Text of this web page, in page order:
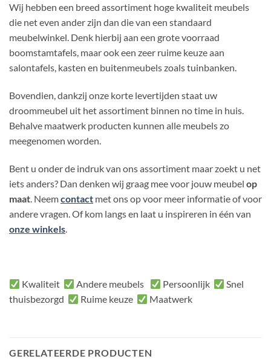
Wij hebben een breed assortiment hoge kwaliteit meubels
die net even ander zijn dan die van een standaard
meubelwinkel. Denk hierbij aan een grote voorraad
boomstamtafels, maar ook een zeer ruime keuze aan
salontafels, kasten en buitenmeubels zoals tuinbanken.
Bovendien, dankzij onze korte levertijden staat uw
droommeubel uit het assortiment binnen no time in huis.
Behalve maatwerk producten kunnen alle meubels zo
meegenomen worden.
Bent u onder de indruk van ons assortiment maar zoekt u net
iets anders? Dan denken wij graag mee voor jouw meubel op
maat . Neemcontact met ons op voor meer informatie of voor
andere vragen. Of kom langs en laat u inspireren in één van
onze winkels
Kwaliteit Andere meubels Persoonlijk
Snel
thuisbezorgd
Ruime keuze Maatwerk
GERELATEERDE PRODUCTEN